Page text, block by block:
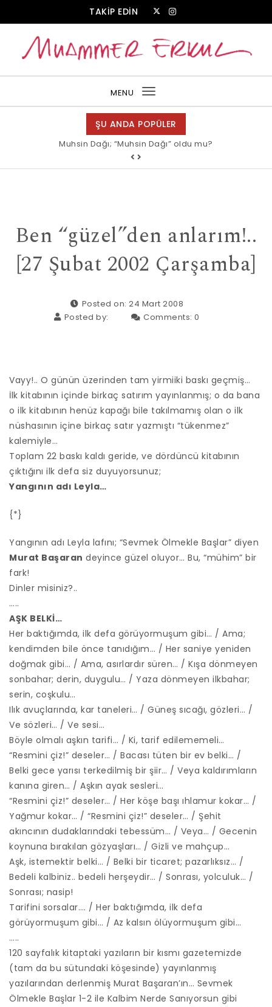
TAKİP EDİN
MENU
Toggle
navigation
ŞU ANDA POPÜLER
Muhsin Dağı; “Muhsin Dağı” oldu mu?
Ben “güzel”den anlarım!..
[27 Şubat 2002 Çarşamba]
Posted on: 24 Mart 2008
Posted by:
Comments:0
Vayy!.. O günün üzerinden tam yirmiiki baskı geçmiş…
İlk kitabının içinde birkaç satırım yayınlanmış; o da bana
o ilk kitabının henüz kapağı bile takılmamış olan o ilk
nüshasının içine birkaç satır yazmıştı “tükenmez”
kalemiyle…
Toplam 22 baskı kaldı geride, ve dördüncü kitabının
çıktığını ilk defa siz duyuyorsunuz;
Yangının adı Leyla…
{*}
Yangının adı Leyla lafını; “Sevmek Ölmekle Başlar” diyen
Murat Başaran deyince güzel oluyor… Bu, “mühim” bir
fark!
Dinler misiniz?..
…..
AŞK BELKİ…
Her baktığımda, ilk defa görüyormuşum gibi… / Ama;
kendimden bile önce tanıdığım… / Her saniye yeniden
doğmak gibi… / Ama, asırlardır süren… / Kışa dönmeyen
sonbahar; derin, duygulu… / Yaza dönmeyen ilkbahar;
serin, coşkulu…
Ilık avuçlarında, kar taneleri… / Güneş sıcağı, gözleri… /
Ve sözleri… / Ve sesi…
Böyle olmalı aşkın tarifi… / Ki, tarif edilememeli…
“Resmini çiz!” deseler… / Bacası tüten bir ev belki… /
Belki gece yarısı terkedilmiş bir şiir… / Veya kaldırımların
kanına giren… / Aşkın ayak sesleri…
“Resmini çiz!” deseler… / Her köşe başı ıhlamur kokar… /
Yağmur kokar… / “Resmini çiz!” deseler… / Şehit
akıncının dudaklarındaki tebessüm… / Veya… / Gecenin
koynuna bırakılan gözyaşları… / Gizli ve mahçup…
Aşk, istemektir belki… / Belki bir ticaret; pazarlıksız… /
Bedeli kalbiniz.. bedeli herşeydir… / Sonrası, yolculuk… /
Sonrası; nasip!
Tarifini sorsalar…. / Her baktığımda, ilk defa
görüyormuşum gibi… / Az kalsın ölüyormuşum gibi…
…..
120 sayfalık kitaptaki yazıların bir kısmı gazetemizde
(tam da bu sütundaki köşesinde) yayınlanmış
yazılarından derlenmiş Murat Başaran’ın… Sevmek
Ölmekle Başlar 1-2 ile Kalbim Nerde Sanıyorsun gibi